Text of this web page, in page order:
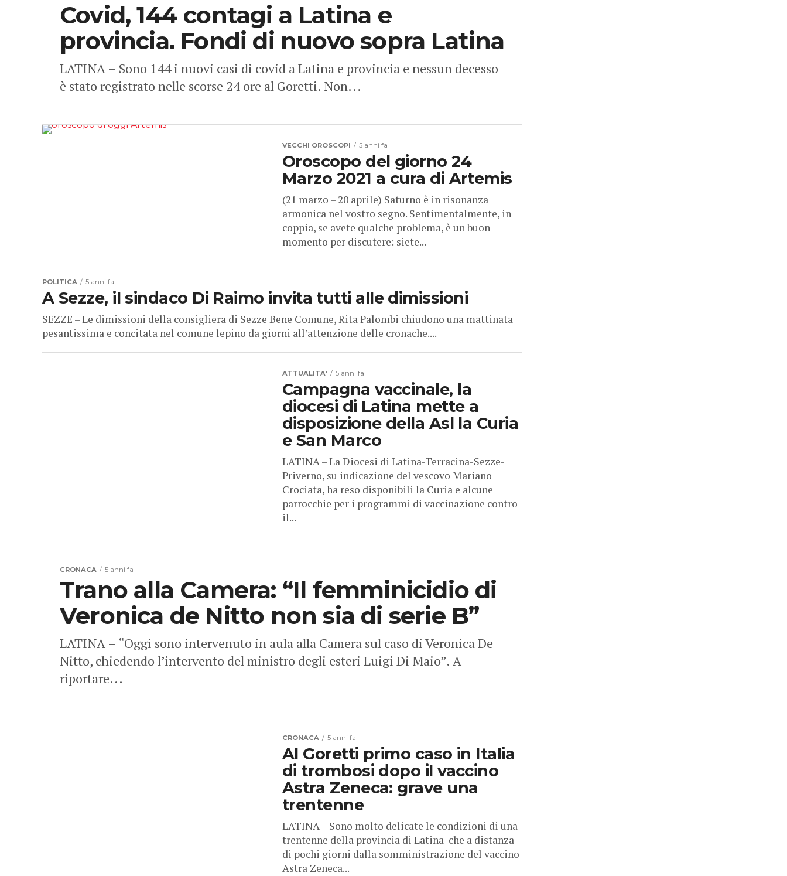
Covid, 144 contagi a Latina e
provincia. Fondi di nuovo sopra Latina
LATINA – Sono 144 i nuovi casi di covid a Latina e provincia e nessun decesso
è stato registrato nelle scorse 24 ore al Goretti. Non...
VECCHI OROSCOPI 5 anni fa
Oroscopo del giorno 24
Marzo 2021 a cura di Artemis
(21 marzo – 20 aprile) Saturno è in risonanza
armonica nel vostro segno. Sentimentalmente, in
coppia, se avete qualche problema, è un buon
momento per discutere: siete...
POLITICA 5 anni fa
A Sezze, il sindaco Di Raimo invita tutti alle dimissioni
SEZZE – Le dimissioni della consigliera di Sezze Bene Comune, Rita Palombi chiudono una mattinata
pesantissima e concitata nel comune lepino da giorni all’attenzione delle cronache....
ATTUALITA' 5 anni fa
Campagna vaccinale, la
diocesi di Latina mette a
disposizione della Asl la Curia
e San Marco
LATINA – La Diocesi di Latina-Terracina-Sezze-
Priverno, su indicazione del vescovo Mariano
Crociata, ha reso disponibili la Curia e alcune
parrocchie per i programmi di vaccinazione contro
il...
CRONACA 5 anni fa
Trano alla Camera: “Il femminicidio di
Veronica de Nitto non sia di serie B”
LATINA – “Oggi sono intervenuto in aula alla Camera sul caso di Veronica De
Nitto, chiedendo l’intervento del ministro degli esteri Luigi Di Maio”. A
riportare...
CRONACA 5 anni fa
Al Goretti primo caso in Italia
di trombosi dopo il vaccino
Astra Zeneca: grave una
trentenne
LATINA – Sono molto delicate le condizioni di una
trentenne della provincia di Latina che a distanza
di pochi giorni dalla somministrazione del vaccino
Astra Zeneca...